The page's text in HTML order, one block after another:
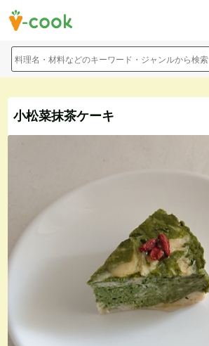
料理名・材料などのキーワード・ジャンルから検索
小松菜抹茶ケーキ